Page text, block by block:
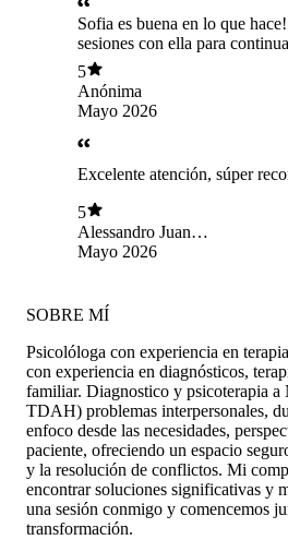
Sofia es buena en lo que
sesiones con ella para
mejora, gracias.
5
Anónima
Mayo 2026
Excelente atención, súper
5
Alessandro Juan
David Narvaez Roa
Mayo 2026
SOBRE MÍ
Psicolóloga con experiencia en
con experiencia en diagnósticos,
familiar. Diagnostico y psicoterapia
TDAH) problemas interpersonales,
enfoco desde las necesidades,
paciente, ofreciendo un espacio
y la resolución de conflictos. Mi
encontrar soluciones significativas y
una sesión conmigo y comencemos
transformación.